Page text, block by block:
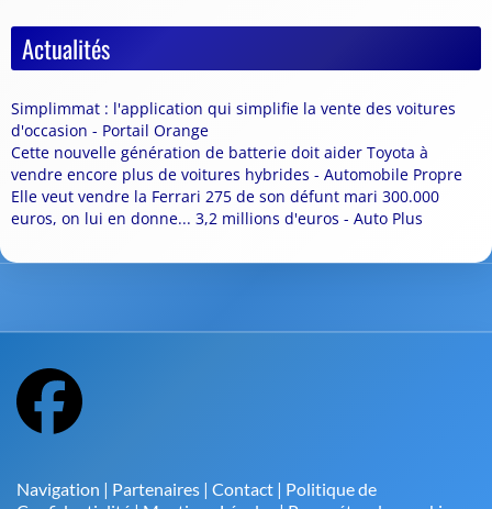
Actualités
Simplimmat : l'application qui simplifie la vente des voitures
d'occasion - Portail Orange
Cette nouvelle génération de batterie doit aider Toyota à
vendre encore plus de voitures hybrides - Automobile Propre
Elle veut vendre la Ferrari 275 de son défunt mari 300.000
euros, on lui en donne... 3,2 millions d'euros - Auto Plus
Navigation | Partenaires | Contact | Politique de